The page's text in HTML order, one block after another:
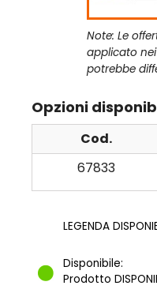
Note: Le
applicato
potrebbe
Opzioni
Cod.
67833
LEGENDA
Disponibile:
Prodotto